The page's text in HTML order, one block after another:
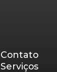
Contato
Serviços